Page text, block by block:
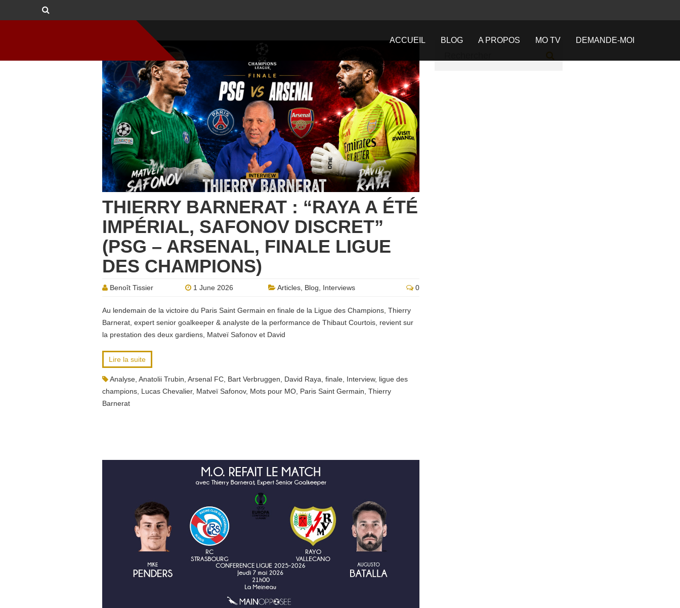
ACCUEIL BLOG A PROPOS MO TV DEMANDE-MOI
THIERRY BARNERAT : “RAYA A ÉTÉ
IMPÉRIAL, SAFONOV DISCRET”
(PSG – ARSENAL, FINALE LIGUE
DES CHAMPIONS)
Benoît Tissier 1 June 2026 Articles Blog Interviews 0
Au lendemain de la victoire du Paris Saint Germain en finale de la Ligue des Champions, Thierry
Barnerat, expert senior goalkeeper & analyste de la performance de Thibaut Courtois, revient sur
la prestation des deux gardiens, Matveï Safonov et David
Lire la suite
Analyse Anatolii Trubin Arsenal FC Bart Verbruggen David Raya finale Interview, ligue des
champions Lucas Chevalier, Matveï Safonov, Mots pour MO Paris Saint Germain Thierry
Barnerat